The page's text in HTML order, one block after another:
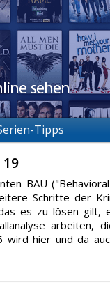
Tipps
BAU
Schritte der
es zu lösen gilt,
arbeiten,
wird hier und da